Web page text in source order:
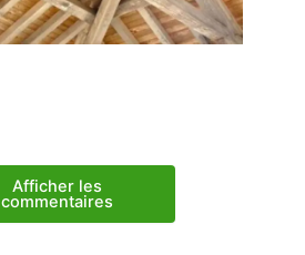
Afficher les
commentaires